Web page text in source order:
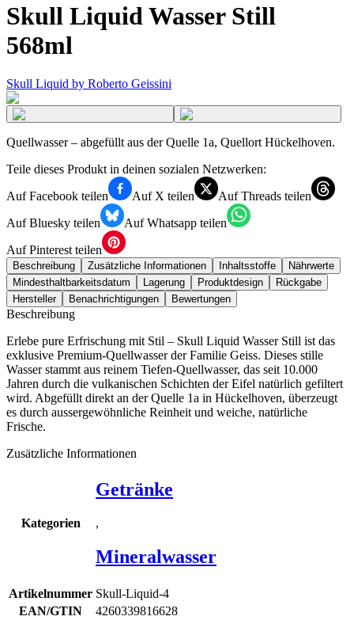
Skull Liquid Wasser Still
568ml
Skull Liquid by Roberto Geissini
Quellwasser – abgefüllt aus der Quelle 1a, Quellort Hückelhoven.
Teile dieses Produkt in deinen sozialen Netzwerken:
Auf Facebook teilen
Auf X teilen
Auf Threads teilen
Auf Bluesky teilen
Auf Whatsapp teilen
Auf Pinterest teilen
Beschreibung Zusätzliche Informationen Inhaltsstoffe
Nährwerte
Mindesthaltbarkeitsdatum
Lagerung Produktdesign
Rückgabe
Hersteller
Benachrichtigungen Bewertungen
Beschreibung
Erlebe pure Erfrischung mit Stil – Skull Liquid Wasser Still ist das
exklusive Premium-Quellwasser der Familie Geiss. Dieses stille
Wasser stammt aus reinem Tiefen-Quellwasser, das seit 10.000
Jahren durch die vulkanischen Schichten der Eifel natürlich gefiltert
wird. Abgefüllt direkt an der Quelle 1a in Hückelhoven, überzeugt
es durch aussergewöhnliche Reinheit und weiche, natürliche
Frische.
Zusätzliche Informationen
Kategorien
Getränke
,
Mineralwasser
Artikelnummer Skull-Liquid-4
EAN/GTIN
4260339816628